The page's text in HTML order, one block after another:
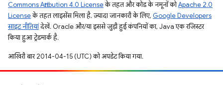
Commons Attribution 4.0 Licenseके तहत और कोड के नमूनों कोApache 2.0
Licenseके तहत लाइसेंस मिला है. ज़्यादा जानकारी के लिए, Google Developers
साइट नीतियांदेखें. Oracle और/या इससे जुड़ी हुई कंपनियों का, Java एक रजिस्टर
किया हुआ ट्रेडमार्क है.
आखिरी बार 2014-04-15 (UTC) को अपडेट किया गया.